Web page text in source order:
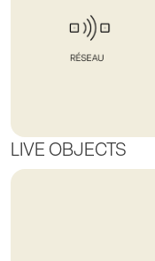
LIVE OBJECTS